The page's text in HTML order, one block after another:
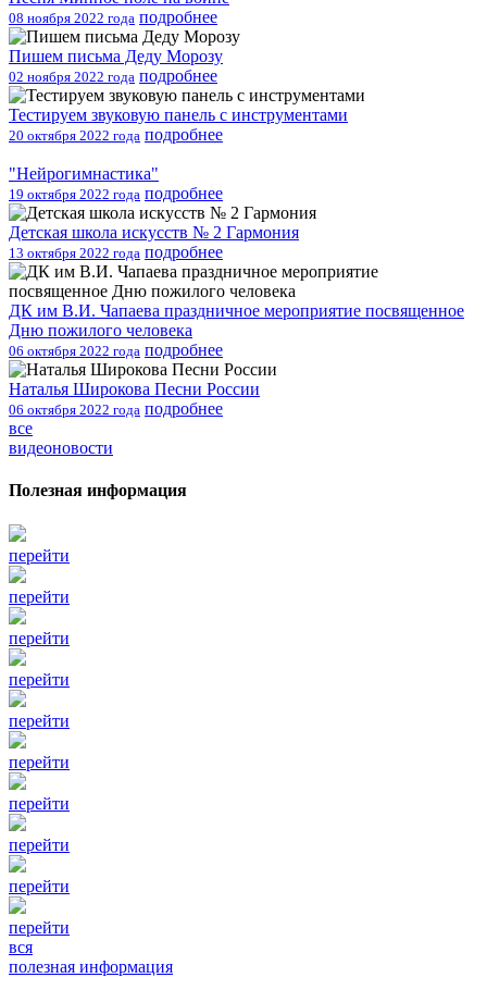
08 ноября 2022 года подробнее
Пишем письма Деду Морозу
02 ноября 2022 года подробнее
Тестируем звуковую панель с инструментами
20 октября 2022 года подробнее
"Нейрогимнастика"
19 октября 2022 года подробнее
Детская школа искусств № 2 Гармония
13 октября 2022 года подробнее
ДК им В.И. Чапаева праздничное мероприятие посвященное
Дню пожилого человека
06 октября 2022 года подробнее
Наталья Широкова Песни России
06 октября 2022 года подробнее
все
видеоновости
Полезная информация
перейти
перейти
перейти
перейти
перейти
перейти
перейти
перейти
перейти
перейти
вся
полезная информация